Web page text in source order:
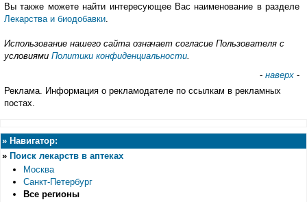
Вы также можете найти интересующее Вас наименование в разделе
Лекарства и биодобавки
Использование нашего сайта означает согласие Пользователя с
условиями Политики конфиденциальности
- наверх -
Реклама. Информация о рекламодателе по ссылкам в рекламных
постах.
» Навигатор:
» Поиск лекарств в аптеках
Москва
Санкт-Петербург
Все регионы